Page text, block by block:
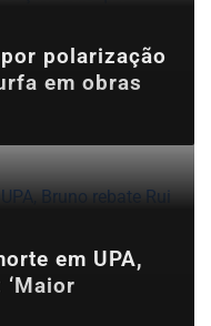
polarização
em obras
em UPA,